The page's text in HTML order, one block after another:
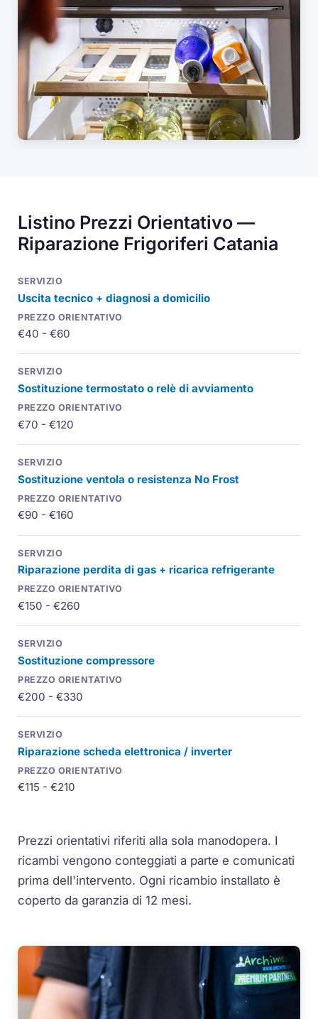
Listino Prezzi Orientativo —
Riparazione Frigoriferi Catania
Uscita tecnico + diagnosi a domicilio
€40 - €60
Sostituzione termostato o relè di avviamento
€70 - €120
Sostituzione ventola o resistenza No Frost
€90 - €160
Riparazione perdita di gas + ricarica refrigerante
€150 - €260
Sostituzione compressore
€200 - €330
Riparazione scheda elettronica / inverter
€115 - €210
Prezzi orientativi riferiti alla sola manodopera. I
ricambi vengono conteggiati a parte e comunicati
prima dell'intervento. Ogni ricambio installato è
coperto da garanzia di 12 mesi.